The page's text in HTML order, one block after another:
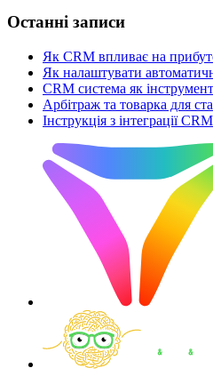
Останні записи
Як CRM впливає на
Як налаштувати
CRM система як
Арбітраж та товарка для
Інструкція з інтеграції